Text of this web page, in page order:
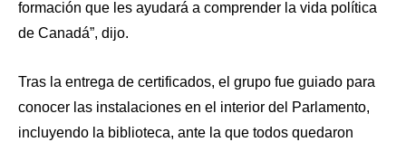
formación que les ayudará a comprender la vida política
de Canadá”, dijo.
Tras la entrega de certificados, el grupo fue guiado para
conocer las instalaciones en el interior del Parlamento,
incluyendo la biblioteca, ante la que todos quedaron